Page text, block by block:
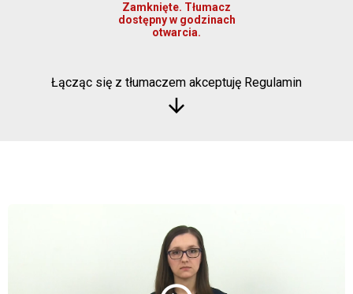
Zamknięte. Tłumacz
dostępny w godzinach
otwarcia.
Łącząc się z tłumaczem akceptuję Regulamin
arrow_downward